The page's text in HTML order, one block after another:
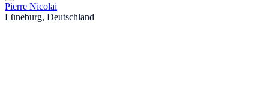
Pierre Nicolai
Lüneburg, Deutschland